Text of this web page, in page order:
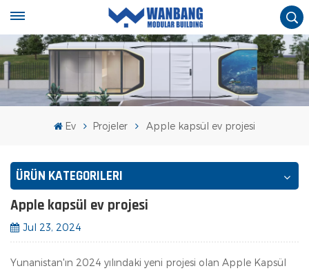
Ev Projeler Apple kapsül ev projesi
ÜRÜN KATEGORILERI
Apple kapsül ev projesi
Jul 23, 2024
Yunanistan'ın 2024 yılındaki yeni projesi olan Apple Kapsül